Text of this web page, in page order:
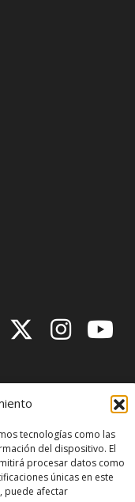
tecnologías como las
del dispositivo. El
procesar datos como
únicas en este
puede afectar
Política de